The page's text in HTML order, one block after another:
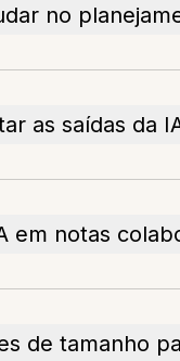
no
as saídas da
em notas
de tamanho